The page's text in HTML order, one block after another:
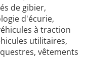
de gibier,
d'écurie,
à traction
utilitaires,
vêtements